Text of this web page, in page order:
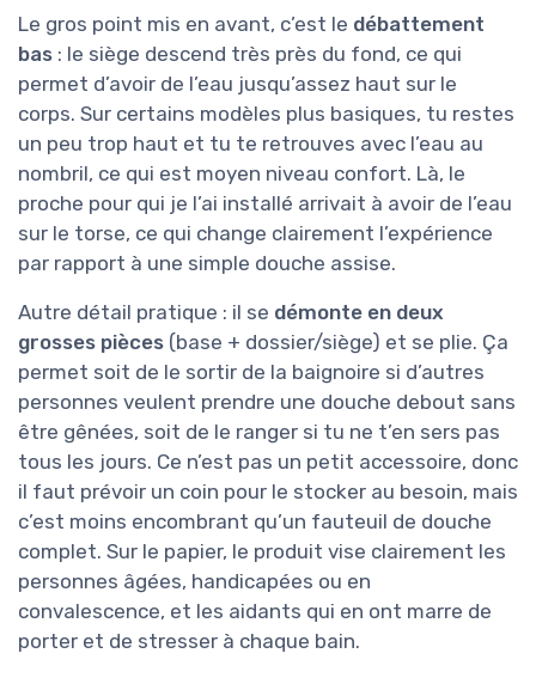
Le gros point mis en avant, c’est le débattement
bas : le siège descend très près du fond, ce qui
permet d’avoir de l’eau jusqu’assez haut sur le
corps. Sur certains modèles plus basiques, tu restes
un peu trop haut et tu te retrouves avec l’eau au
nombril, ce qui est moyen niveau confort. Là, le
proche pour qui je l’ai installé arrivait à avoir de l’eau
sur le torse, ce qui change clairement l’expérience
par rapport à une simple douche assise.
Autre détail pratique : il se démonte en deux
grosses pièces (base + dossier/siège) et se plie. Ça
permet soit de le sortir de la baignoire si d’autres
personnes veulent prendre une douche debout sans
être gênées, soit de le ranger si tu ne t’en sers pas
tous les jours. Ce n’est pas un petit accessoire, donc
il faut prévoir un coin pour le stocker au besoin, mais
c’est moins encombrant qu’un fauteuil de douche
complet. Sur le papier, le produit vise clairement les
personnes âgées, handicapées ou en
convalescence, et les aidants qui en ont marre de
porter et de stresser à chaque bain.